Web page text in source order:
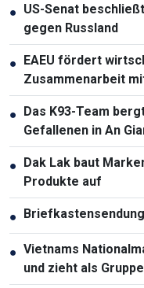
● US-Senat
gegen Russland
●
EAEU fördert
Zusammenarbeit
●
Das K93-Team
Gefallenen in An
●
Dak Lak baut
Produkte auf
●
● Vietnams
und zieht als